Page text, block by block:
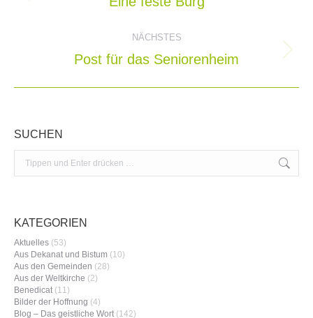
NÄCHSTES
Nächster
Post für das Seniorenheim
SUCHEN
KATEGORIEN
Aktuelles (53)
Aus Dekanat und Bistum (10)
Aus den Gemeinden (28)
Aus der Weltkirche (2)
Benedicat(11)
Bilder der Hoffnung (4)
Blog – Das geistliche Wort(142)